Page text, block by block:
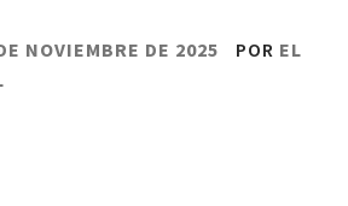
NOVIEMBRE DE 2025 POR EL